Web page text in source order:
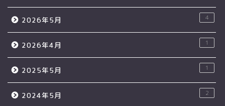
2026年5月 4
2026年4月 1
2025年5月 1
2024年5月 2